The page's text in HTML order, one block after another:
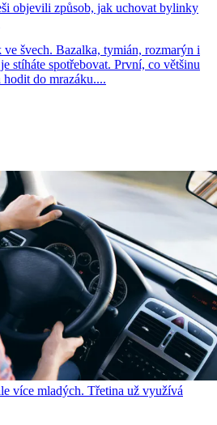
objevili způsob, jak uchovat bylinky
švech. Bazalka, tymián, rozmarýn i
stíháte spotřebovat. První, co většinu
hodit do mrazáku....
více mladých. Třetina už využívá